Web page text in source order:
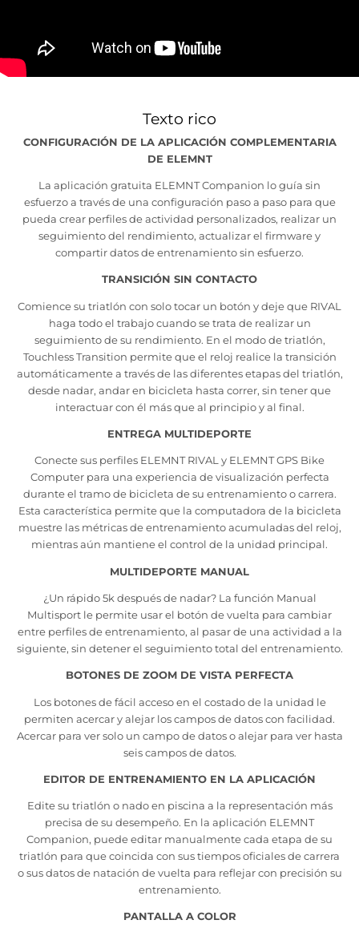
Texto rico
CONFIGURACIÓN DE LA APLICACIÓN COMPLEMENTARIA
DE ELEMNT
La aplicación gratuita ELEMNT Companion lo guía sin
esfuerzo a través de una configuración paso a paso para que
pueda crear perfiles de actividad personalizados, realizar un
seguimiento del rendimiento, actualizar el firmware y
compartir datos de entrenamiento sin esfuerzo.
TRANSICIÓN SIN CONTACTO
Comience su triatlón con solo tocar un botón y deje que RIVAL
haga todo el trabajo cuando se trata de realizar un
seguimiento de su rendimiento. En el modo de triatlón,
Touchless Transition permite que el reloj realice la transición
automáticamente a través de las diferentes etapas del triatlón,
desde nadar, andar en bicicleta hasta correr, sin tener que
interactuar con él más que al principio y al final.
ENTREGA MULTIDEPORTE
Conecte sus perfiles ELEMNT RIVAL y ELEMNT GPS Bike
Computer para una experiencia de visualización perfecta
durante el tramo de bicicleta de su entrenamiento o carrera.
Esta característica permite que la computadora de la bicicleta
muestre las métricas de entrenamiento acumuladas del reloj,
mientras aún mantiene el control de la unidad principal.
MULTIDEPORTE MANUAL
¿Un rápido 5k después de nadar? La función Manual
Multisport le permite usar el botón de vuelta para cambiar
entre perfiles de entrenamiento, al pasar de una actividad a la
siguiente, sin detener el seguimiento total del entrenamiento.
BOTONES DE ZOOM DE VISTA PERFECTA
Los botones de fácil acceso en el costado de la unidad le
permiten acercar y alejar los campos de datos con facilidad.
Acercar para ver solo un campo de datos o alejar para ver hasta
seis campos de datos.
EDITOR DE ENTRENAMIENTO EN LA APLICACIÓN
Edite su triatlón o nado en piscina a la representación más
precisa de su desempeño. En la aplicación ELEMNT
Companion, puede editar manualmente cada etapa de su
triatlón para que coincida con sus tiempos oficiales de carrera
o sus datos de natación de vuelta para reflejar con precisión su
entrenamiento.
PANTALLA A COLOR